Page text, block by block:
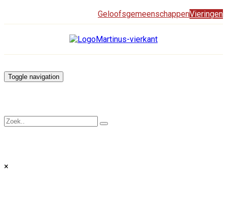
GeloofsgemeenschappenVieringen
Toggle navigation
×